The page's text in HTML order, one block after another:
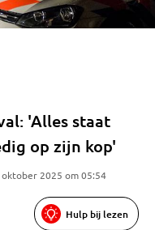
'Alles staat
op zijn kop'
oktober 2025 om 05:54
Hulp bij lezen